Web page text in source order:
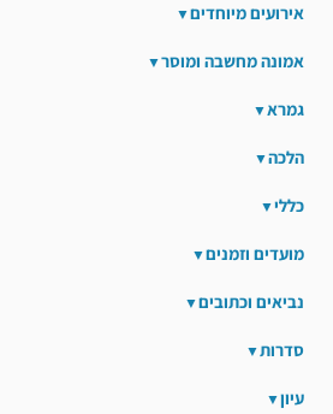
אירועים מיוחדים
אמונה מחשבה ומוסר
גמרא
הלכה
כללי
מועדים וזמנים
נביאים וכתובים
סדרות
עיון